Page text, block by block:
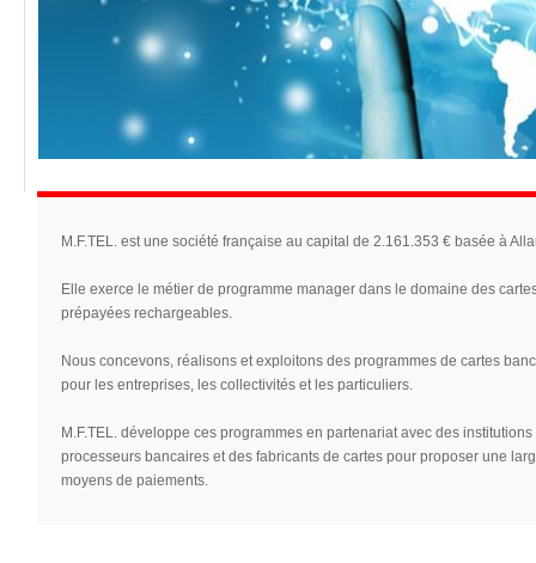
M.F.TEL. est une société française au capital de 2.161.353 € basée à
Elle exerce le métier de programme manager dans le domaine des
prépayées rechargeables.
Nous concevons, réalisons et exploitons des programmes de cartes
pour les entreprises, les collectivités et les particuliers.
M.F.TEL. développe ces programmes en partenariat avec des
processeurs bancaires et des fabricants de cartes pour proposer une
moyens de paiements.